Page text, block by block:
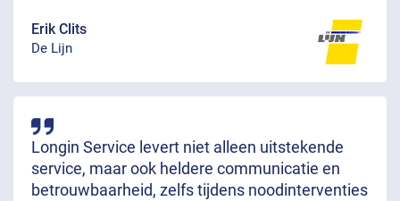
Erik Clits
De Lijn
Longin Service levert niet alleen uitstekende
service, maar ook heldere communicatie en
betrouwbaarheid, zelfs tijdens noodinterventies